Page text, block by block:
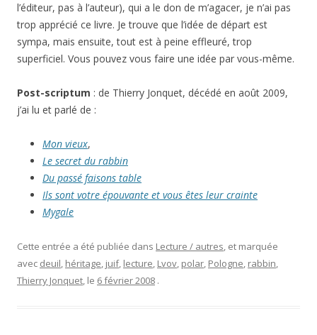
l’éditeur, pas à l’auteur), qui a le don de m’agacer, je n’ai pas
trop apprécié ce livre. Je trouve que l’idée de départ est
sympa, mais ensuite, tout est à peine effleuré, trop
superficiel. Vous pouvez vous faire une idée par vous-même.
Post-scriptum : de Thierry Jonquet, décédé en août 2009,
j’ai lu et parlé de :
Mon vieux,
Le secret du rabbin
Du passé faisons table
Ils sont votre épouvante et vous êtes leur crainte
Mygale
Cette entrée a été publiée dans Lecture / autres, et marquée
avec deuil, héritage, juif, lecture, Lvov, polar, Pologne, rabbin,
Thierry Jonquet, le 6 février 2008 .